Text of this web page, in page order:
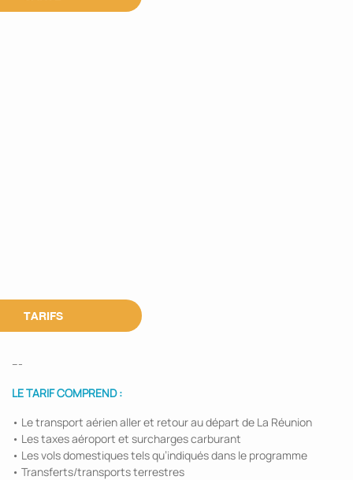
TARIFS
---
LE TARIF COMPREND :
• Le transport aérien aller et retour au départ de La Réunion
• Les taxes aéroport et surcharges carburant
• Les vols domestiques tels qu’indiqués dans le programme
• Transferts/transports terrestres